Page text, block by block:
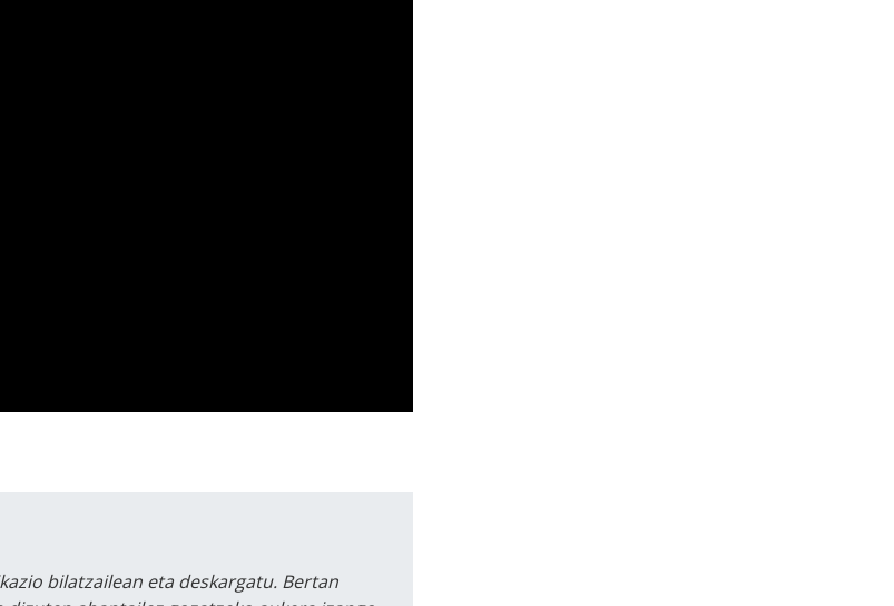
bilatzailean eta deskargatu. Bertan